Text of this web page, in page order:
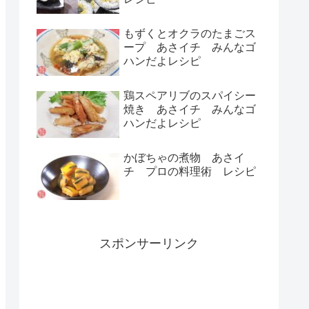
もずくとオクラのたまごス
ープ あさイチ みんなゴ
ハンだよレシピ
鶏スペアリブのスパイシー
焼き あさイチ みんなゴ
ハンだよレシピ
かぼちゃの煮物 あさイ
チ プロの料理術 レシピ
スポンサーリンク